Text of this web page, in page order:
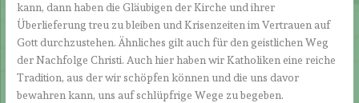
kann, dann haben die Gläubigen der Kirche und ihrer
Überlieferung treu zu bleiben und Krisenzeiten im Vertrauen auf
Gott durchzustehen. Ähnliches gilt auch für den geistlichen Weg
der Nachfolge Christi. Auch hier haben wir Katholiken eine reiche
Tradition, aus der wir schöpfen können und die uns davor
bewahren kann, uns auf schlüpfrige Wege zu begeben.